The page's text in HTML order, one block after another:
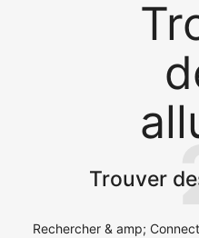
Trouver
Rechercher & amp;